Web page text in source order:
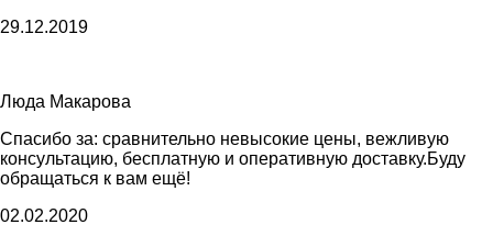
29.12.2019
Люда Макарова
Спасибо за: сравнительно невысокие цены, вежливую
консультацию, бесплатную и оперативную доставку.Буду
обращаться к вам ещё!
02.02.2020